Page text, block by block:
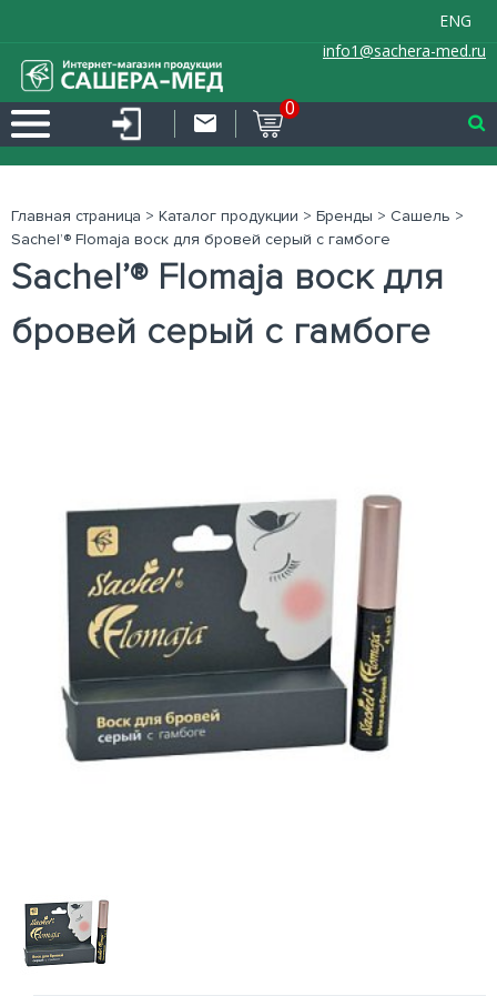
ENG
info1@sachera-med.ru
0
Главная страница > Каталог продукции > Бренды > Сашель >
Sachel’® Flomaja воск для бровей серый с гамбоге
Sachel’® Flomaja воск для
бровей серый с гамбоге